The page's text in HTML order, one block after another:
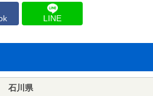
LINE
石川県